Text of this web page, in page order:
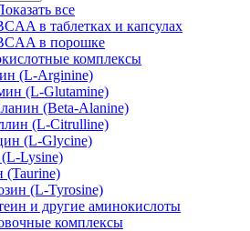
все
в таблетках и капсулах
в порошке
комплексы
(L-Arginine)
(L-Glutamine)
(Beta-Alanine)
(L-Citrulline)
(L-Glycine)
Lysine)
(Taurine)
(L-Tyrosine)
и другие аминокислоты
комплексы